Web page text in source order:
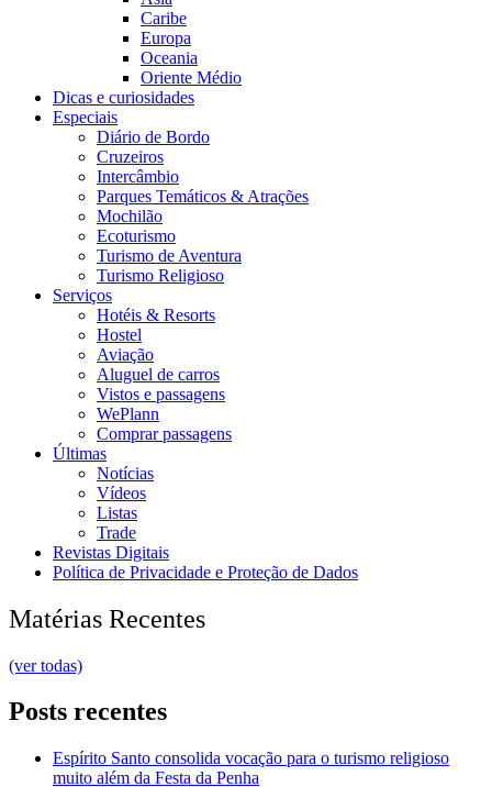
Caribe
Europa
Oceania
Oriente Médio
Dicas e curiosidades
Especiais
Diário de Bordo
Cruzeiros
Intercâmbio
Parques Temáticos & Atrações
Mochilão
Ecoturismo
Turismo de Aventura
Turismo Religioso
Serviços
Hotéis & Resorts
Hostel
Aviação
Aluguel de carros
Vistos e passagens
WePlann
Comprar passagens
Últimas
Notícias
Vídeos
Listas
Trade
Revistas Digitais
Política de Privacidade e Proteção de Dados
Matérias Recentes
(ver todas)
Posts recentes
Espírito Santo consolida vocação para o turismo religioso
muito além da Festa da Penha